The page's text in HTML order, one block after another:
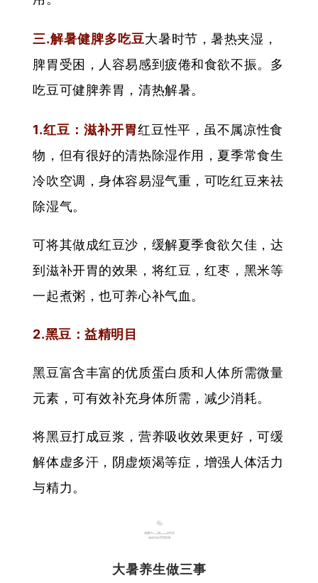
三.解暑健脾多吃豆大暑时节，暑热夹湿，
脾胃受困，人容易感到疲倦和食欲不振。多
吃豆可健脾养胃，清热解暑。
1.红豆：滋补开胃红豆性平，虽不属凉性食
物，但有很好的清热除湿作用，夏季常食生
冷吹空调，身体容易湿气重，可吃红豆来祛
除湿气。
可将其做成红豆沙，缓解夏季食欲欠佳，达
到滋补开胃的效果，将红豆，红枣，黑米等
一起煮粥，也可养心补气血。
2.黑豆：益精明目
黑豆富含丰富的优质蛋白质和人体所需微量
元素，可有效补充身体所需，减少消耗。
将黑豆打成豆浆，营养吸收效果更好，可缓
解体虚多汗，阴虚烦渴等症，增强人体活力
与精力。
02
大暑养生做三事